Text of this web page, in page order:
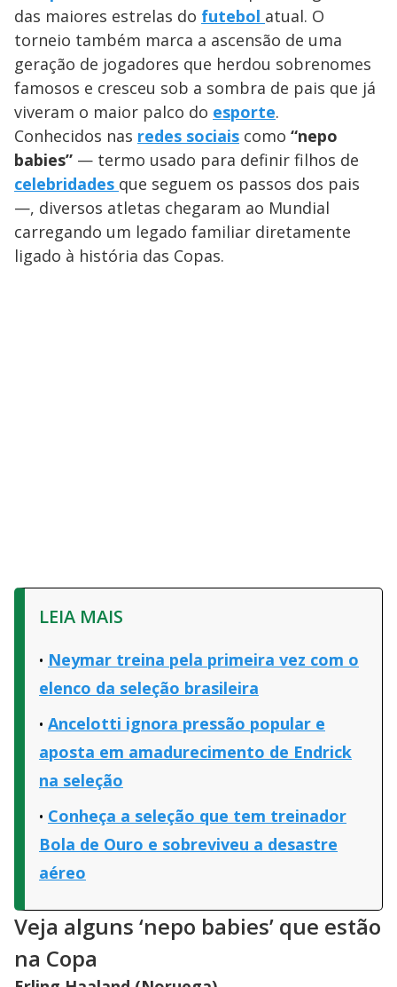
das maiores estrelas do futebol atual. O
torneio também marca a ascensão de uma
geração de jogadores que herdou sobrenomes
famosos e cresceu sob a sombra de pais que já
viveram o maior palco do esporte.
Conhecidos nas redes sociais como “nepo
babies” — termo usado para definir filhos de
celebridades que seguem os passos dos pais
—, diversos atletas chegaram ao Mundial
carregando um legado familiar diretamente
ligado à história das Copas.
LEIA MAIS
Neymar treina pela primeira vez com o
elenco da seleção brasileira
Ancelotti ignora pressão popular e
aposta em amadurecimento de Endrick
na seleção
Conheça a seleção que tem treinador
Bola de Ouro e sobreviveu a desastre
aéreo
Veja alguns ‘nepo babies’ que estão
na Copa